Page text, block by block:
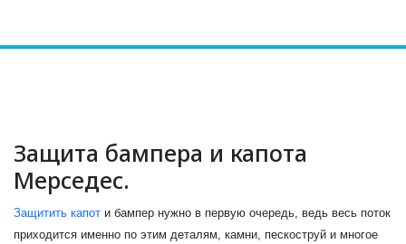
Защита бампера и капота
Мерседес.
Защитить капот и бампер нужно в первую очередь, ведь весь поток
приходится именно по этим деталям, камни, пескоструй и многое